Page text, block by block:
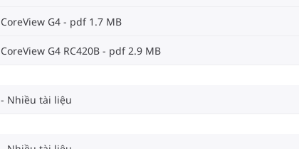
CoreView G4 pdf 1.7 MB
CoreView G4 RC420B pdf 2.9 MB
Nhiều tài liệu